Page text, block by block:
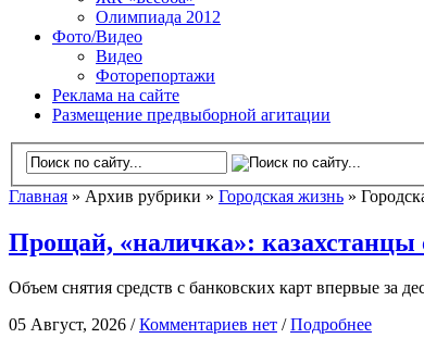
Олимпиада 2012
Фото/Видео
Видео
Фоторепортажи
Реклама на сайте
Размещение предвыборной агитации
Главная » Архив рубрики » Городская жизнь »
Прощай, «наличка»: казахстанцы
Объем снятия средств с банковских карт впервые за
05 Август, 2026 /Комментариев нет /Подробнее